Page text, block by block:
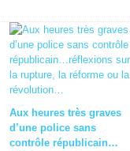
Aux heures très graves
d’une police sans
contrôle républicain…